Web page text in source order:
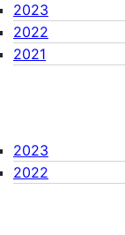
2023
2022
2021
2023
2022